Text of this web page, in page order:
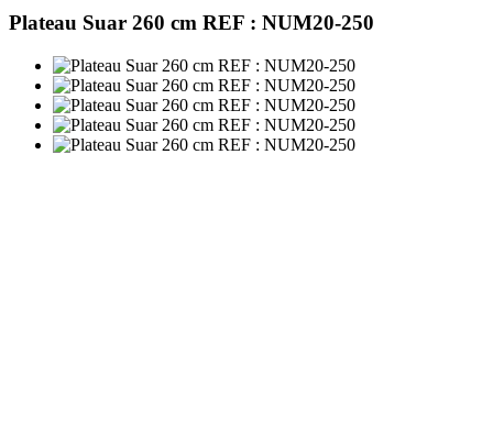
Plateau Suar 260 cm REF : NUM20-250